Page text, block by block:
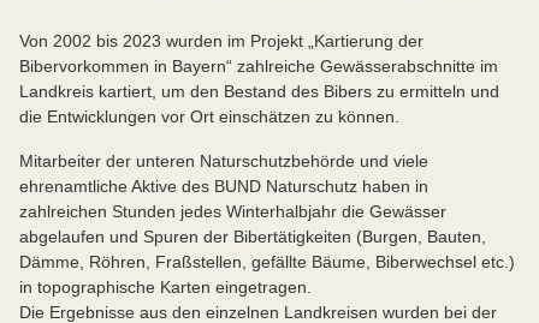
Von 2002 bis 2023 wurden im Projekt „Kartierung der
Bibervorkommen in Bayern“ zahlreiche Gewässerabschnitte im
Landkreis kartiert, um den Bestand des Bibers zu ermitteln und
die Entwicklungen vor Ort einschätzen zu können.
Mitarbeiter der unteren Naturschutzbehörde und viele
ehrenamtliche Aktive des BUND Naturschutz haben in
zahlreichen Stunden jedes Winterhalbjahr die Gewässer
abgelaufen und Spuren der Bibertätigkeiten (Burgen, Bauten,
Dämme, Röhren, Fraßstellen, gefällte Bäume, Biberwechsel etc.)
in topographische Karten eingetragen.
Die Ergebnisse aus den einzelnen Landkreisen wurden bei der